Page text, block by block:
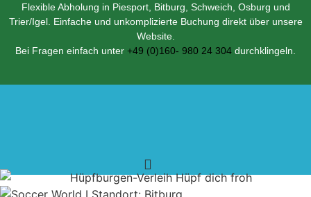
Zum
Inhalt
Flexible Abholung in Piesport, Bitburg, Schweich, Osburg und
Trier/Igel. Einfache und unkomplizierte Buchung direkt über unsere
Website.
Bei Fragen einfach unter +49 (0)160- 980 24 304 durchklingeln.